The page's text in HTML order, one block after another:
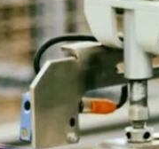
2022. január
2021. október
2021. szeptember
2021. június
2021. március